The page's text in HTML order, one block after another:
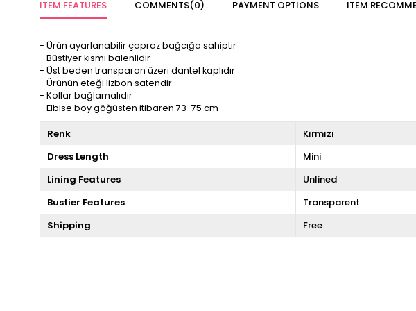
ITEM FEATURES COMMENTS(0) PAYMENT OPTIONS ITEM
- Ürün ayarlanabilir çapraz bağcığa sahiptir
- Büstiyer kısmı balenlidir
- Üst beden transparan üzeri dantel kaplıdır
- Ürünün eteği lizbon satendir
- Kollar bağlamalıdır
- Elbise boy göğüsten itibaren 73-75 cm
Renk
Kırmızı
Dress Length
Mini
Lining Features
Unlined
Bustier Features
Transparent
Shipping
Free